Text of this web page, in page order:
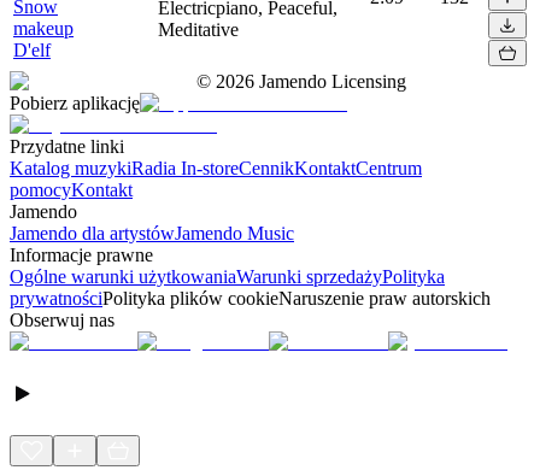
Snow
makeup
D'elf
Electricpiano, Peaceful,
Meditative
© 2026 Jamendo Licensing
Pobierz aplikację
Przydatne linki
Katalog muzykiRadia In-storeCennikKontaktCentrum
pomocyKontakt
Jamendo
Jamendo dla artystówJamendo Music
Informacje prawne
Ogólne warunki użytkowaniaWarunki sprzedażyPolityka
prywatnościPolityka plików cookieNaruszenie praw autorskich
Obserwuj nas